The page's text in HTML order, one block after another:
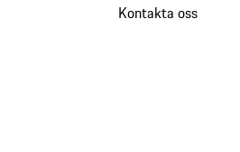
Kontakta oss